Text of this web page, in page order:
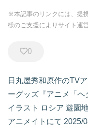
※本記事のリンクには、提
様のご支援によりサイト運
0
日丸屋秀和原作のTV
ーグッズ『アニメ「
イラスト ロシア 遊園
アニメイトにて 2025/